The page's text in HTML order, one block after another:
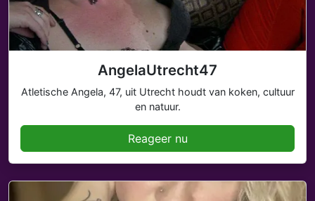
AngelaUtrecht47
Atletische Angela, 47, uit Utrecht houdt van koken, cultuur
en natuur.
Reageer nu